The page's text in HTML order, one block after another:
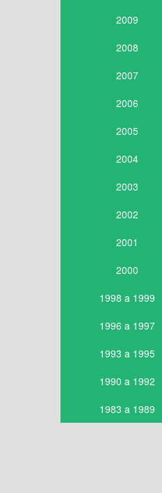
2009
2008
2007
2006
2005
2004
2003
2002
2001
2000
1998 a 1999
1996 a 1997
1993 a 1995
1990 a 1992
1983 a 1989